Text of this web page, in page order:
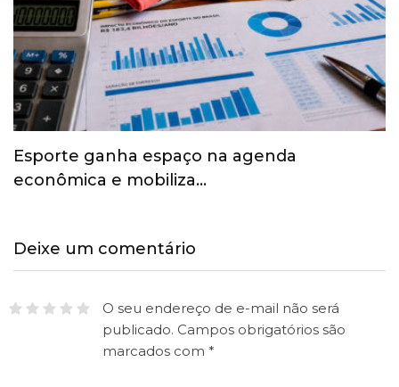
Esporte ganha espaço na agenda
econômica e mobiliza…
Deixe um comentário
O seu endereço de e-mail não será
publicado. Campos obrigatórios são
marcados com *